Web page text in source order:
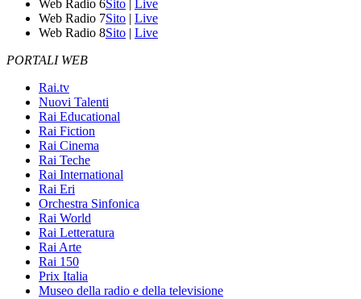
Web Radio 6Sito | Live
Web Radio 7Sito | Live
Web Radio 8Sito | Live
PORTALI WEB
Rai.tv
Nuovi Talenti
Rai Educational
Rai Fiction
Rai Cinema
Rai Teche
Rai International
Rai Eri
Orchestra Sinfonica
Rai World
Rai Letteratura
Rai Arte
Rai 150
Prix Italia
Museo della radio e della televisione